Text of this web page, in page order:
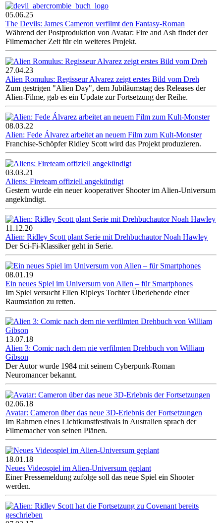
05.06.25
The Devils: James Cameron verfilmt den Fantasy-Roman
Während der Postproduktion von Avatar: Fire and Ash findet der
Filmemacher Zeit für ein weiteres Projekt.
27.04.23
Alien Romulus: Regisseur Alvarez zeigt erstes Bild vom Dreh
Zum gestrigen "Alien Day", dem Jubiläumstag des Releases der
Alien-Filme, gab es ein Update zur Fortsetzung der Reihe.
08.03.22
Alien: Fede Álvarez arbeitet an neuem Film zum Kult-Monster
Franchise-Schöpfer Ridley Scott wird das Projekt produzieren.
03.03.21
Aliens: Fireteam offiziell angekündigt
Gestern wurde ein neuer kooperativer Shooter im Alien-Universum
angekündigt.
11.12.20
Alien: Ridley Scott plant Serie mit Drehbuchautor Noah Hawley
Der Sci-Fi-Klassiker geht in Serie.
08.01.19
Ein neues Spiel im Universum von Alien – für Smartphones
Im Spiel versucht Ellen Ripleys Tochter Überlebende einer
Raumstation zu retten.
13.07.18
Alien 3: Comic nach dem nie verfilmten Drehbuch von William
Gibson
Der Autor wurde 1984 mit seinem Cyberpunk-Roman
Neuromancer bekannt.
02.06.18
Avatar: Cameron über das neue 3D-Erlebnis der Fortsetzungen
Im Rahmen eines Lichtkunstfestivals in Australien sprach der
Filmemacher von seinen Plänen.
18.01.18
Neues Videospiel im Alien-Universum geplant
Einer Pressemeldung zufolge soll das neue Spiel ein Shooter
werden.